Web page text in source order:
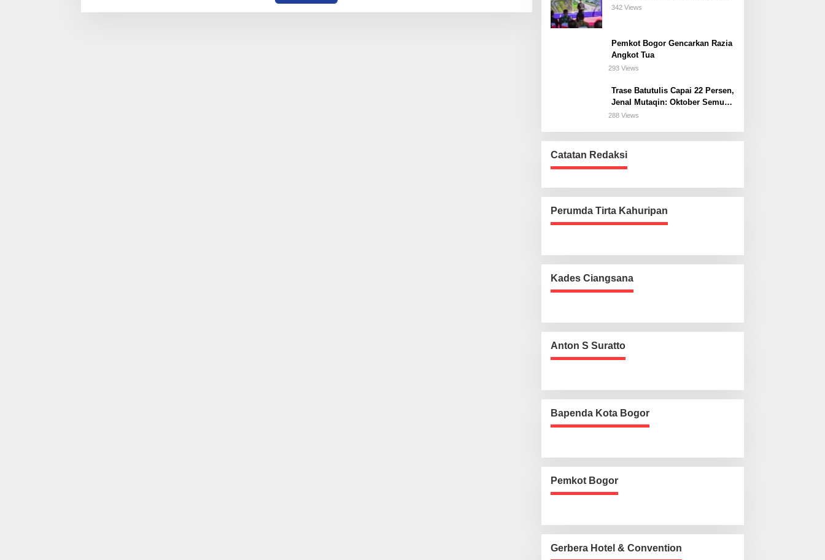
Konektivitas Antarwilayah di
342 Views
Pemkot Bogor Gencarkan Razia
Angkot Tua
293 Views
Trase Batutulis Capai 22 Persen,
Jenal Mutaqin: Oktober Semua
Harus Beres
288 Views
Catatan Redaksi
Perumda Tirta Kahuripan
Kades Ciangsana
Anton S Suratto
Bapenda Kota Bogor
Pemkot Bogor
Gerbera Hotel & Convention